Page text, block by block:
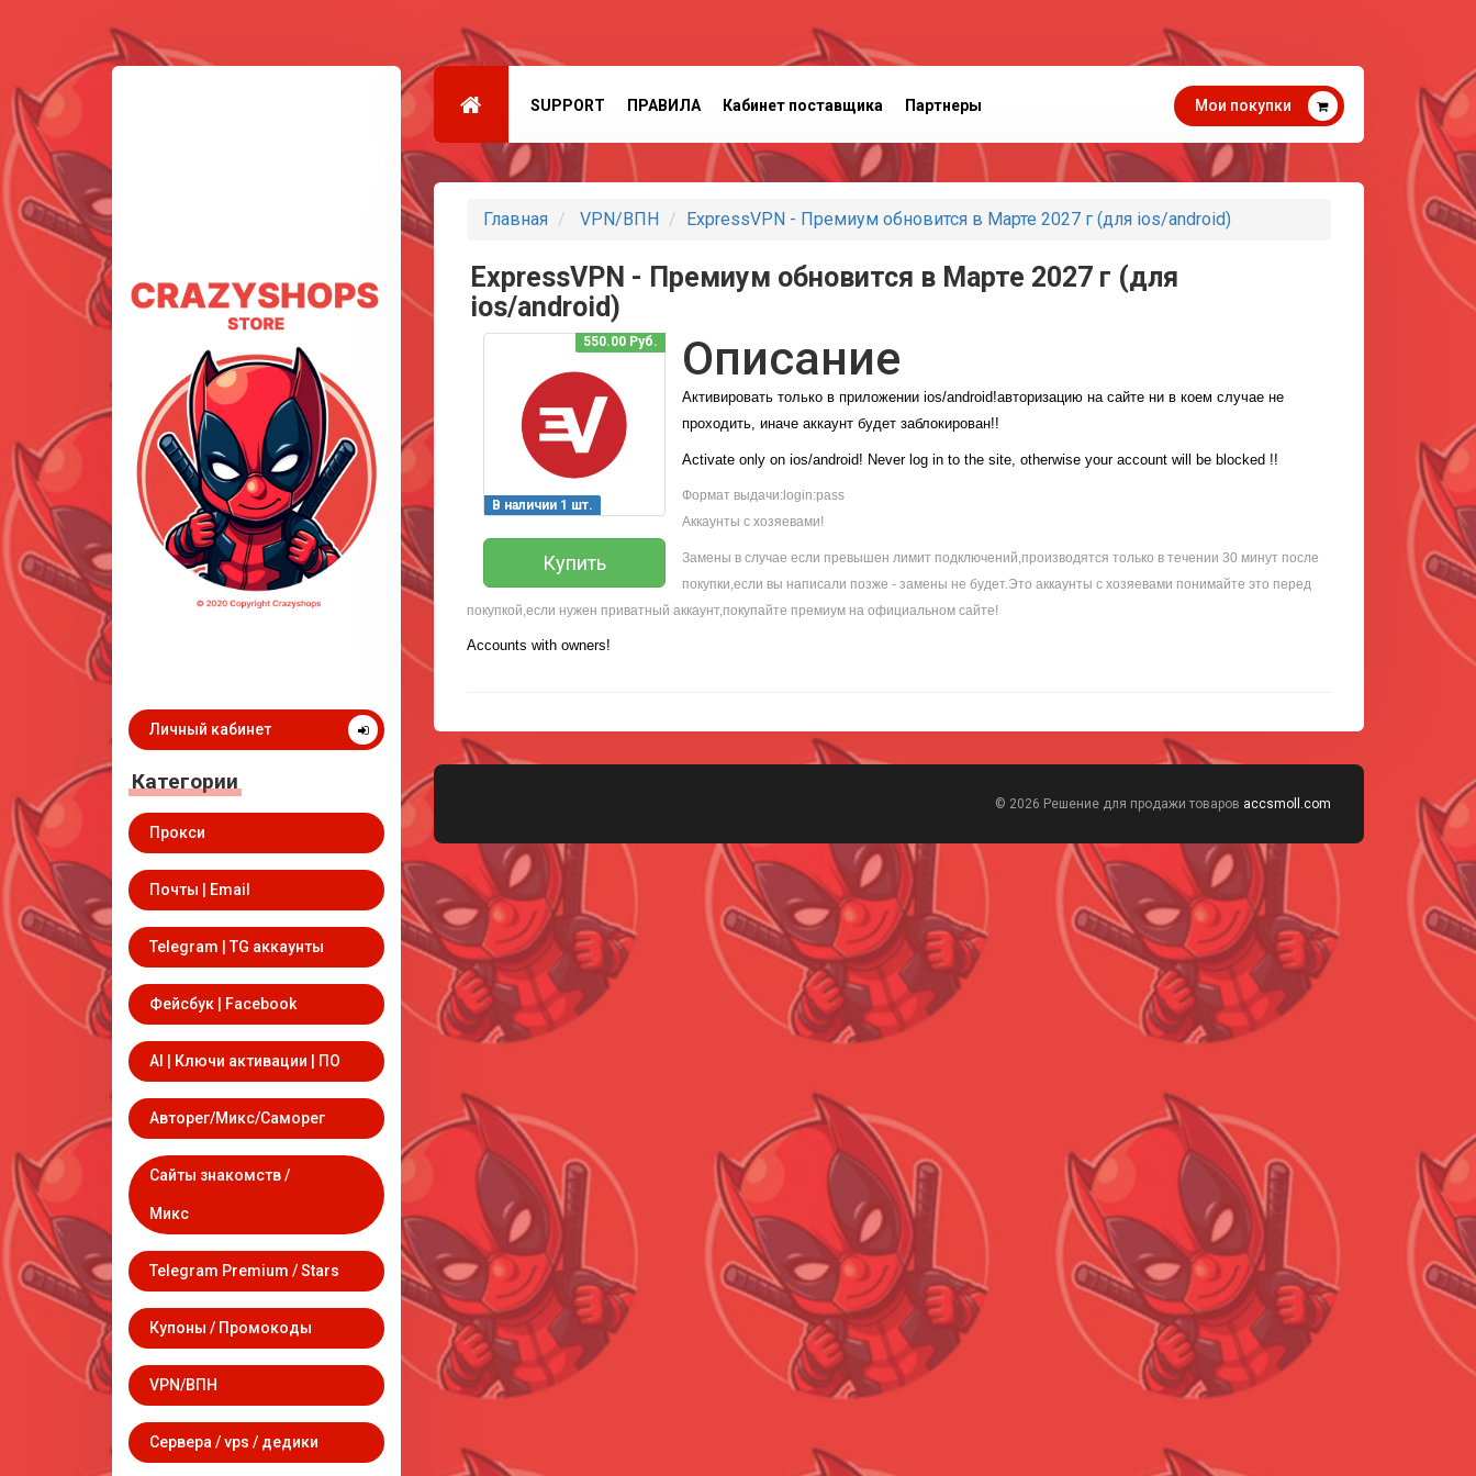
Личный кабинет
Категории
Прокси
Почты | Email
Telegram | TG аккаунты
Фейсбук | Facebook
AI | Ключи активации | ПО
Авторег/Микс/Саморег
Сайты знакомств /
Микс
Telegram Premium / Stars
Купоны / Промокоды
VPN/ВПН
Сервера / vps / дедики
SUPPORT ПРАВИЛА Кабинет поставщика Партнеры Мои покупки
Главная VPN/ВПН ExpressVPN - Премиум обновится в Марте 2027 г (для ios/android)
ExpressVPN - Премиум обновится в Марте 2027 г (для
ios/android)
В наличии 1 шт.
550.00 Руб.
Купить
Описание
Активировать только в приложении ios/android!авторизацию на сайте ни в коем случае не
проходить, иначе аккаунт будет заблокирован!!
Activate only on ios/android! Never log in to the site, otherwise your account will be blocked !!
Формат выдачи:login:pass
Аккаунты с хозяевами!
Замены в случае если превышен лимит подключений,производятся только в течении 30 минут после
покупки,если вы написали позже - замены не будет.Это аккаунты с хозяевами понимайте это перед
покупкой,если нужен приватный аккаунт,покупайте премиум на официальном сайте!
Accounts with owners!
© 2026 Решение для продажи товаров accsmoll.com